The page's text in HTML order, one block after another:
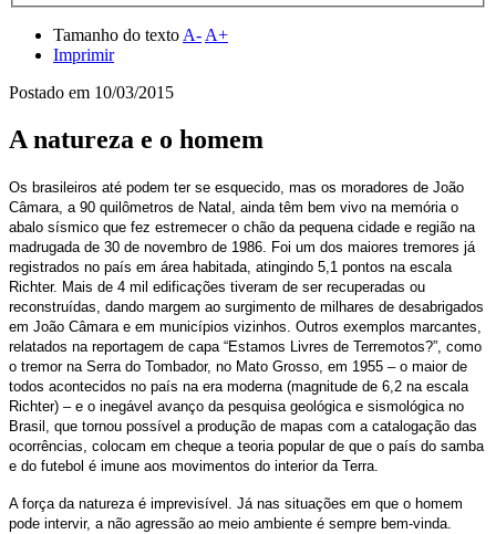
Tamanho do texto A- A+
Imprimir
Postado em 10/03/2015
A natureza e o homem
Os brasileiros até podem ter se esquecido, mas os moradores de João
Câmara, a 90 quilômetros de Natal, ainda têm bem vivo na memória o
abalo sísmico que fez estremecer o chão da pequena cidade e região na
madrugada de 30 de novembro de 1986. Foi um dos maiores tremores já
registrados no país em área habitada, atingindo 5,1 pontos na escala
Richter. Mais de 4 mil edificações tiveram de ser recuperadas ou
reconstruídas, dando margem ao surgimento de milhares de desabrigados
em João Câmara e em municípios vizinhos. Outros exemplos marcantes,
relatados na reportagem de capa “Estamos Livres de Terremotos?”, como
o tremor na Serra do Tombador, no Mato Grosso, em 1955 – o maior de
todos acontecidos no país na era moderna (magnitude de 6,2 na escala
Richter) – e o inegável avanço da pesquisa geológica e sismológica no
Brasil, que tornou possível a produção de mapas com a catalogação das
ocorrências, colocam em cheque a teoria popular de que o país do samba
e do futebol é imune aos movimentos do interior da Terra.
A força da natureza é imprevisível. Já nas situações em que o homem
pode intervir, a não agressão ao meio ambiente é sempre bem-vinda.